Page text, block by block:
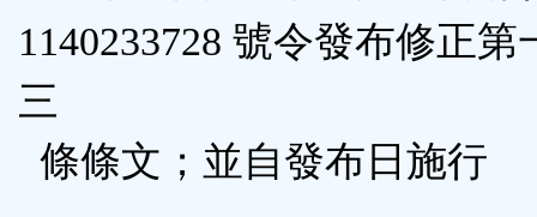
1140233728 號令發布修正第
三
條條文；並自發布日施行